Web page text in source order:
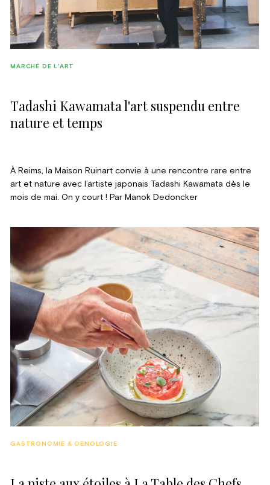
Tadashi Kawamata l'art suspendu entre
nature et temps
MARCHÉ DE L'ART
À Reims, la Maison Ruinart convie à une rencontre rare entre
art et nature avec l’artiste japonais Tadashi Kawamata dès le
mois de mai. On y court ! Par Manok Dedoncker
GASTRONOMIE & OENOLOGIE